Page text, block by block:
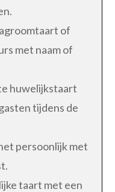
of
met naam of
huwelijkstaart
tijdens de
persoonlijk met
taart met een